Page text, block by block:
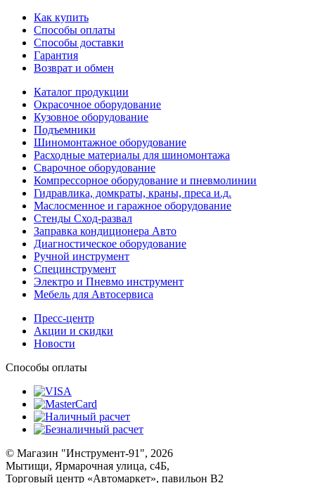
Как купить
Способы оплаты
Способы доставки
Гарантия
Возврат и обмен
Каталог продукции
Окрасочное оборудование
Кузовное оборудование
Подъемники
Шиномонтажное оборудование
Расходные материалы для шиномонтажа
Сварочное оборудование
Компрессорное оборудование и пневмолинии
Гидравлика, домкраты, краны, преса и.д.
Маслосменное и гаражное оборудование
Стенды Сход-развал
Заправка кондиционера Авто
Диагностическое оборудование
Ручной инструмент
Специнструмент
Электро и Пневмо инструмент
Мебель для Автосервиса
Пресс-центр
Акции и скидки
Новости
Способы оплаты
© Магазин "Инструмент-91", 2026
Мытищи, Ярмарочная улица, с4Б,
Торговый центр «Автомаркет», павильон В2